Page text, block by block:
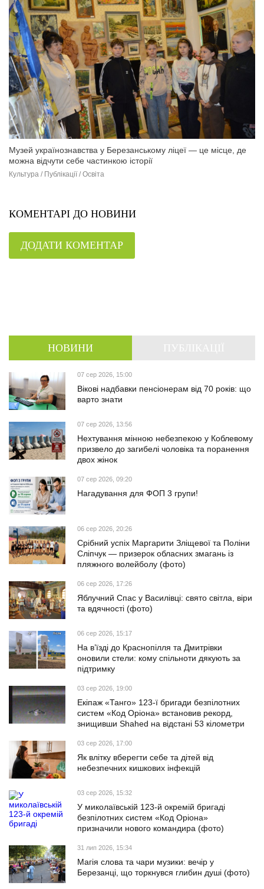
Музей українознавства у Березанському ліцеї — це місце, де
можна відчути себе частинкою історії
Культура / Публікації / Освіта
КОМЕНТАРІ ДО НОВИНИ
ДОДАТИ КОМЕНТАР
НОВИНИ
07 сер 2026, 15:00
Вікові надбавки пенсіонерам від 70 років: що
варто знати
07 сер 2026, 13:56
Нехтування мінною небезпекою у Коблевому
призвело до загибелі чоловіка та поранення
двох жінок
07 сер 2026, 09:20
Нагадування для ФОП 3 групи!
06 сер 2026, 20:26
Срібний успіх Маргарити Зліщевої та Поліни
Сліпчук — призерок обласних змагань із
пляжного волейболу (фото)
06 сер 2026, 17:26
Яблучний Спас у Василівці: свято світла, віри
та вдячності (фото)
06 сер 2026, 15:17
На в’їзді до Краснопілля та Дмитрівки
оновили стели: кому спільноти дякують за
підтримку
03 сер 2026, 19:00
Екіпаж «Танго» 123-ї бригади безпілотних
систем «Код Оріона» встановив рекорд,
знищивши Shahed на відстані 53 кілометри
03 сер 2026, 17:00
Як влітку вберегти себе та дітей від
небезпечних кишкових інфекцій
03 сер 2026, 15:32
У миколаївській 123-й окремій бригаді
безпілотних систем «Код Оріона»
призначили нового командира (фото)
31 лип 2026, 15:34
Магія слова та чари музики: вечір у
Березанці, що торкнувся глибин душі (фото)